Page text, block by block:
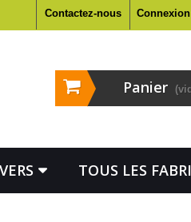
Connexion
Contactez-nous
Panier
TOUS LES